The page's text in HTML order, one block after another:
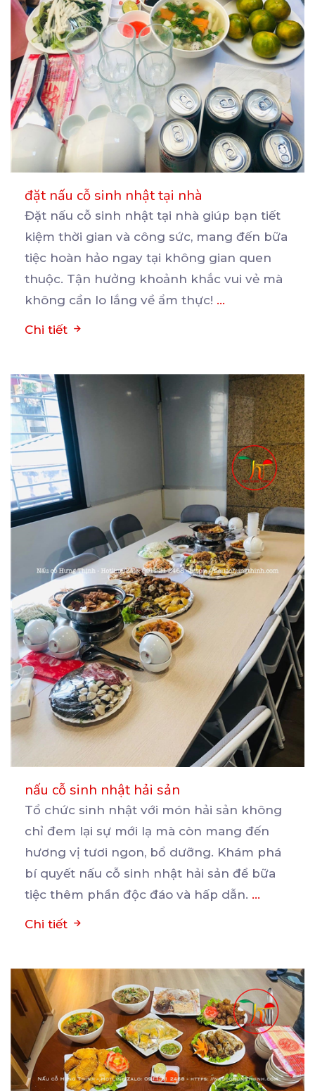
đặt nấu cỗ sinh nhật tại nhà
Đặt nấu cỗ sinh nhật tại nhà giúp bạn tiết
kiệm thời gian và công sức, mang đến bữa
tiệc hoàn hảo ngay tại không gian quen
thuộc. Tận hưởng khoảnh khắc vui vẻ mà
không cần lo lắng về ẩm thực! ...
Chi tiết
nấu cỗ sinh nhật hải sản
Tổ chức sinh nhật với món hải sản không
chỉ đem lại sự mới lạ mà còn mang đến
hương vị tươi ngon, bổ dưỡng. Khám phá
bí quyết nấu cỗ sinh nhật hải sản để bữa
tiệc thêm phần độc đáo và hấp dẫn. ...
Chi tiết